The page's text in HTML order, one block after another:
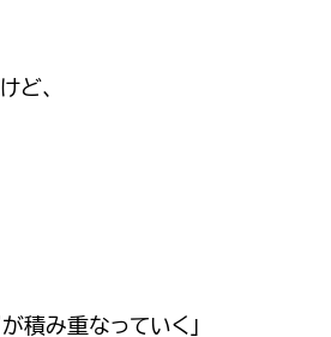
ど、
積み重なっていく」